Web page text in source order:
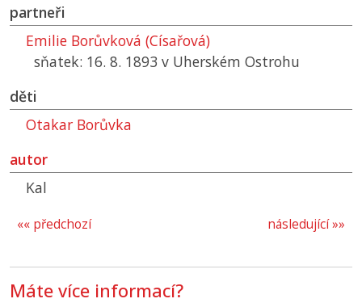
partneři
Emilie Borůvková (Císařová)
sňatek: 16. 8. 1893 v Uherském Ostrohu
děti
Otakar Borůvka
autor
Kal
následující »»
«« předchozí
Máte více informací?